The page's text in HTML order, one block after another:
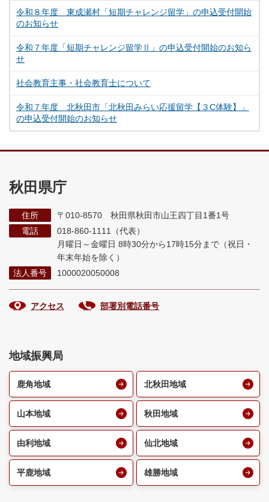
令和８年度 東成瀬村「短期チャレンジ留学」の申込受付開始
のお知らせ
令和７年度「短期チャレンジ留学Ⅱ」の申込受付開始のお知ら
せ
社会教育主事・社会教育士について
令和７年度 北秋田市「北秋田みらい応援留学【３C体験】」
の申込受付開始のお知らせ
秋田県庁
住所
〒010-8570 秋田県秋田市山王四丁目1番1号
電話
018-860-1111（代表）
月曜日～金曜日 8時30分から17時15分まで （祝日・
年末年始を除く）
法人番号
1000020050008
アクセス 部署別電話番号
地域振興局
鹿角地域 北秋田地域
山本地域 秋田地域
由利地域 仙北地域
平鹿地域 雄勝地域